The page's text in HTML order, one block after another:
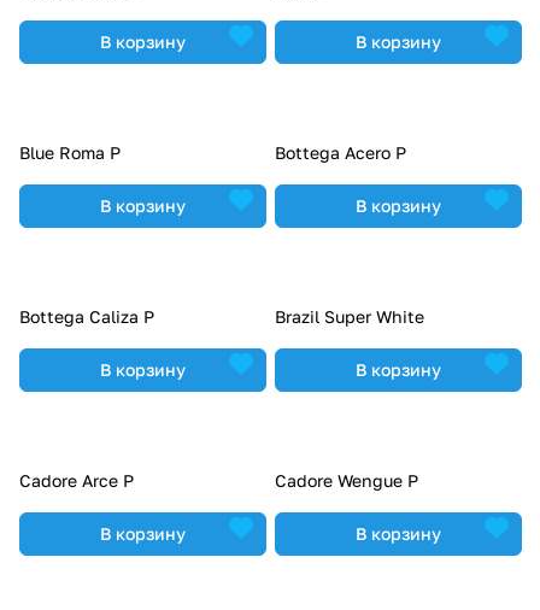
В корзину В корзину
Blue Roma P
В корзину
Bottega Acero P
В корзину
Bottega Caliza P
В корзину
Brazil Super White
В корзину
Cadore Arce P
В корзину
Cadore Wengue P
В корзину